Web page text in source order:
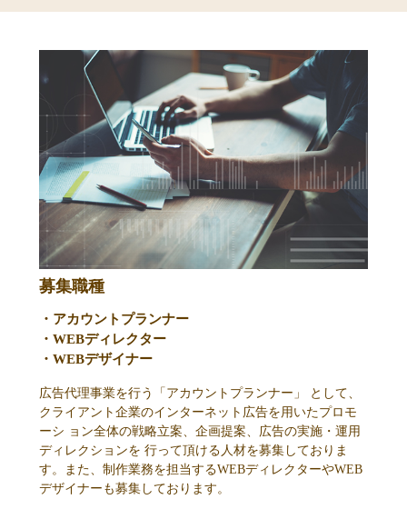
募集職種
・アカウントプランナー
・WEBディレクター
・WEBデザイナー
広告代理事業を行う「アカウントプランナー」 として、
クライアント企業のインターネット広告を用いたプロモ
ーシ ョン全体の戦略立案、企画提案、広告の実施・運用
ディレクションを 行って頂ける人材を募集しておりま
す。また、制作業務を担当するWEBディレクターやWEB
デザイナーも募集しております。